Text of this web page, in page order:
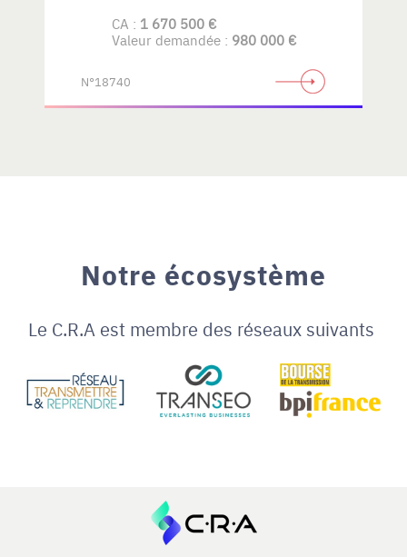
CA : 1 670 500 €
Valeur demandée : 980 000 €
N°18740
Notre écosystème
Le C.R.A est membre des réseaux suivants